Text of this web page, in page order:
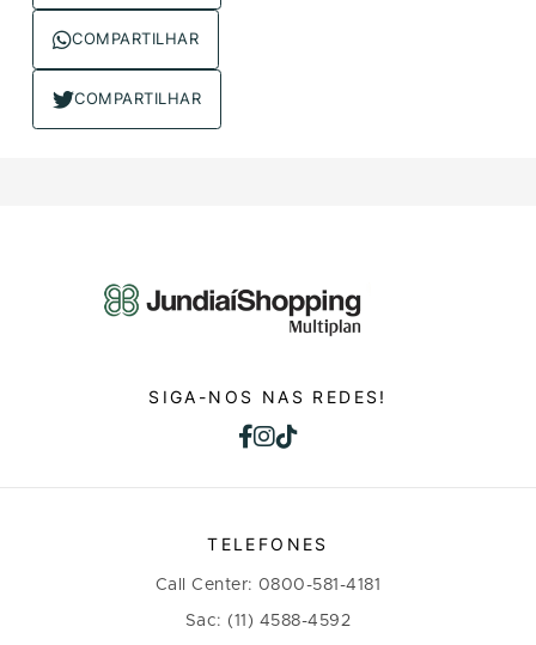
COMPARTILHAR
COMPARTILHAR
SIGA-NOS NAS REDES!
TELEFONES
Call Center: 0800-581-4181
Sac: (11) 4588-4592